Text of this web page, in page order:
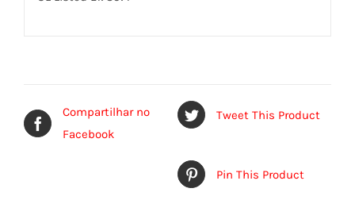
Compartilhar no
Facebook
Tweet This Product
Pin This Product